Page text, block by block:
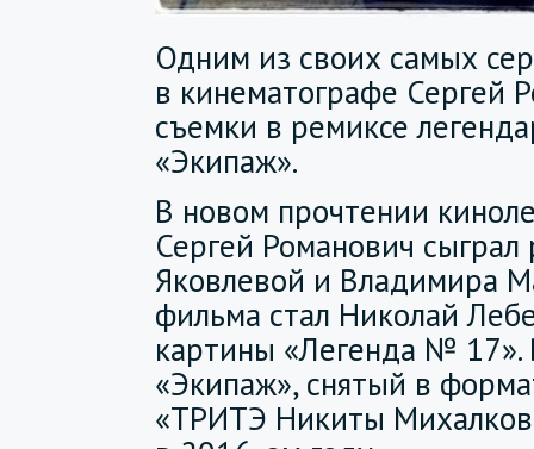
Одним из своих самых
в кинематографе Сергей
съемки в ремиксе
«Экипаж».
В новом прочтении
Сергей Романович
Яковлевой и Владимира
фильма стал Николай
картины «Легенда № 17».
«Экипаж», снятый в
«ТРИТЭ Никиты